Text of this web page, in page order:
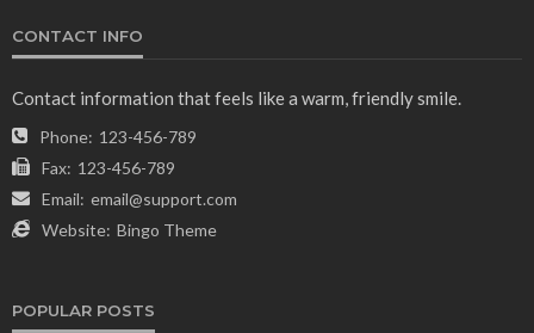
CONTACT INFO
Contact information that feels like a warm, friendly smile.
Phone: 123-456-789
Fax: 123-456-789
Email: email@support.com
Website: Bingo Theme
POPULAR POSTS